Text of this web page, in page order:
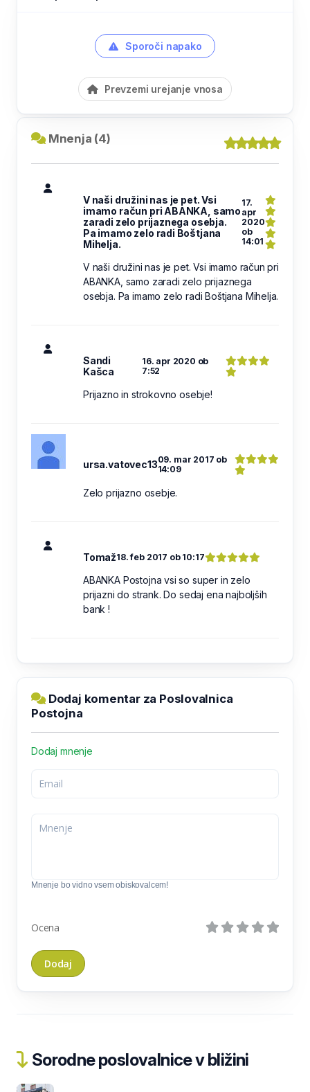
Sporoči napako
Prevzemi urejanje vnosa
Mnenja (4)
V naši družini nas je pet. Vsi
imamo račun pri ABANKA, samo
zaradi zelo prijaznega osebja.
Pa imamo zelo radi Boštjana
Mihelja.
17.
apr
2020
ob
14:01
V naši družini nas je pet. Vsi imamo račun pri
ABANKA, samo zaradi zelo prijaznega
osebja. Pa imamo zelo radi Boštjana Mihelja.
Sandi
Kašca
16. apr 2020 ob
7:52
Prijazno in strokovno osebje!
ursa.vatovec1309. mar 2017 ob
14:09
Zelo prijazno osebje.
Tomaž18. feb 2017 ob 10:17
ABANKA Postojna vsi so super in zelo
prijazni do strank. Do sedaj ena najboljših
bank !
Dodaj komentar za Poslovalnica
Postojna
Dodaj mnenje
Mnenje bo vidno vsem obiskovalcem!
Ocena
Sorodne poslovalnice v bližini